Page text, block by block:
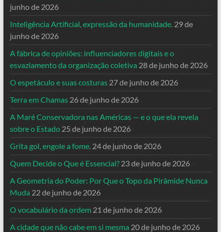
junho de 2026
Inteligência Artificial, expressão da humanidade. 29 de
junho de 2026
A fábrica de opiniões: influenciadores digitais e o
esvaziamento da organização coletiva 28 de junho de 2026
O espetáculo e suas costuras 27 de junho de 2026
Terra em Chamas 26 de junho de 2026
A Maré Conservadora nas Américas — e o que ela revela
sobre o Estado 25 de junho de 2026
Grita gol, engole a fome. 24 de junho de 2026
Quem Decide o Que é Essencial? 23 de junho de 2026
A Geometria do Poder: Por Que o Topo da Pirâmide Nunca
Muda 22 de junho de 2026
O vocabulário da ordem 21 de junho de 2026
A cidade que não cabe em si mesma 20 de junho de 2026